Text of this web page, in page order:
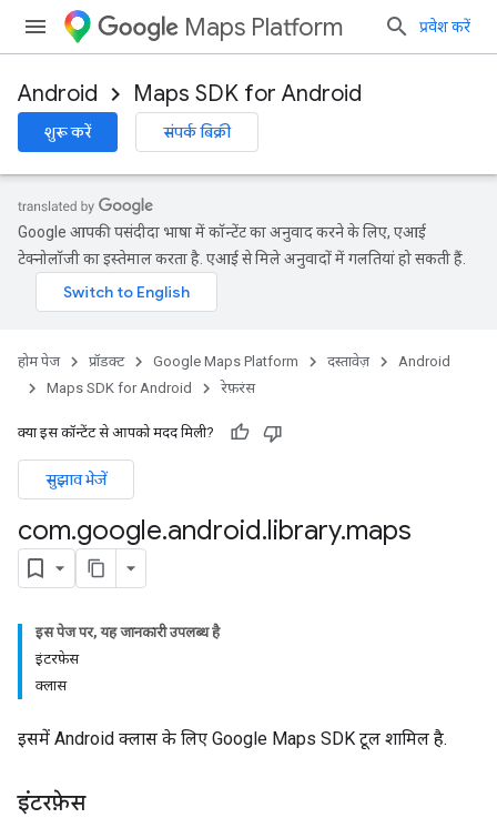
Maps Platform प्रवेश करें
Android Maps SDK for Android
शुरू करें संपर्क बिक्री
Google आपकी पसंदीदा भाषा में कॉन्टेंट का अनुवाद करने के लिए, एआई
टेक्नोलॉजी का इस्तेमाल करता है. एआई से मिले अनुवादों में गलतियां हो सकती हैं.
होम पेज प्रॉडक्ट Google Maps Platform दस्तावेज़
Android
Maps SDK for Android
रेफ़रंस
क्या इस कॉन्टेंट से आपको मदद मिली?
सुझाव भेजें
com.google.android.library.maps
इस पेज पर, यह जानकारी उपलब्ध है
इंटरफ़ेस
क्लास
इसमें Android क्लास के लिए Google Maps SDK टूल शामिल है.
इंटरफ़ेस